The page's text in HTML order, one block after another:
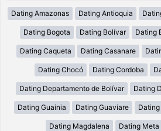
Dating Amazonas Dating Antioquia
Dating Bogota Dating Bolívar Dating
Dating Caqueta Dating Casanare
Dating Chocó Dating Cordoba
Dating Departamento de Bolívar Dating
Dating Guainia Dating Guaviare
Dating Magdalena Dating Meta